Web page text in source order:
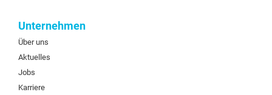
Unternehmen
Über uns
Aktuelles
Jobs
Karriere